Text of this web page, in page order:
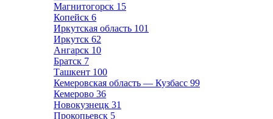
Магнитогорск 15
Копейск 6
Иркутская область 101
Иркутск 62
Ангарск 10
Братск 7
Ташкент 100
Кемеровская область — Кузбасс 99
Кемерово 36
Новокузнецк 31
Прокопьевск 5